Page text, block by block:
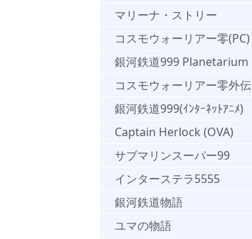
マリーナ・ストリー
コスモウォーリアー零(PC)
銀河鉄道999 Planetarium
コスモウォーリアー零外伝
銀河鉄道999(ｲﾝﾀｰﾈｯﾄｱﾆﾒ)
Captain Herlock (OVA)
サブマリンスーパー99
インターステラ5555
銀河鉄道物語
ユマの物語